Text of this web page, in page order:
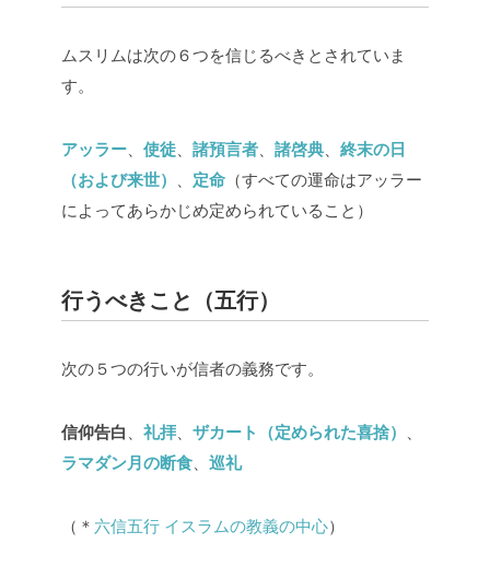
ムスリムは次の６つを信じるべきとされていま
す。
アッラー 使徒 諸預言者 諸啓典
終末の日
（および来世）
定命 （すべての運命はアッラー
によってあらかじめ定められていること）
行うべきこと（五行）
次の５つの行いが信者の義務です。
信仰告白 礼拝 ザカート（定められた喜捨）
ラマダン月の断食
巡礼
（＊ 六信五行 イスラムの教義の中心）